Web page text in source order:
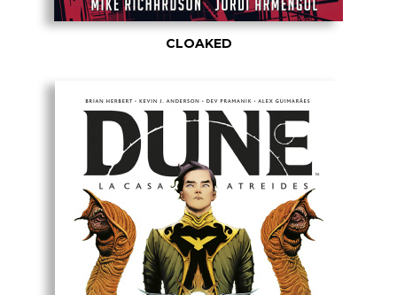
CLOAKED